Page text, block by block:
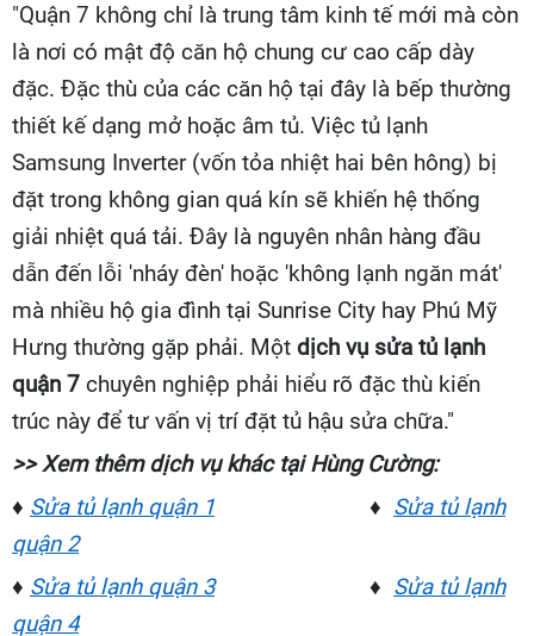
"Quận 7 không chỉ là trung tâm kinh tế mới mà còn
là nơi có mật độ căn hộ chung cư cao cấp dày
đặc. Đặc thù của các căn hộ tại đây là bếp thường
thiết kế dạng mở hoặc âm tủ. Việc tủ lạnh
Samsung Inverter (vốn tỏa nhiệt hai bên hông) bị
đặt trong không gian quá kín sẽ khiến hệ thống
giải nhiệt quá tải. Đây là nguyên nhân hàng đầu
dẫn đến lỗi 'nháy đèn' hoặc 'không lạnh ngăn mát'
mà nhiều hộ gia đình tại Sunrise City hay Phú Mỹ
Hưng thường gặp phải. Một dịch vụ sửa tủ lạnh
quận 7 chuyên nghiệp phải hiểu rõ đặc thù kiến
trúc này để tư vấn vị trí đặt tủ hậu sửa chữa."
>> Xem thêm dịch vụ khác tại Hùng Cường:
♦ Sửa tủ lạnh quận 1 ♦ Sửa tủ lạnh
quận 2
♦ Sửa tủ lạnh quận 3 ♦ Sửa tủ lạnh
quận 4